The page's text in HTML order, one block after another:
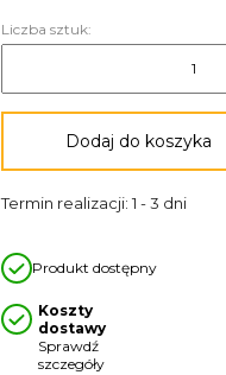
Liczba sztuk:
Dodaj do koszyka
Termin realizacji: 1 - 3 dni
Produkt dostępny
Koszty
dostawy
Sprawdź
szczegóły